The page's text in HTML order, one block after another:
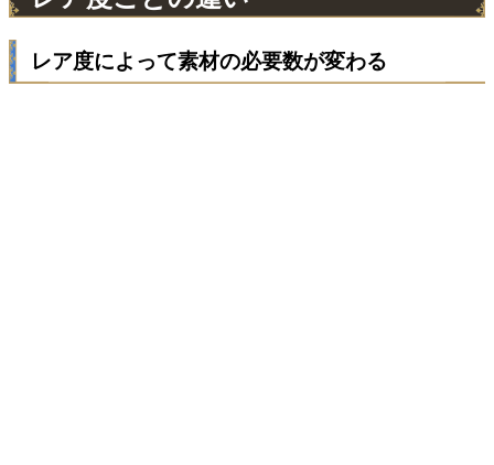
レア度によって素材の必要数が変わる